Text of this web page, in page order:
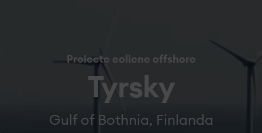
Proiecte eoliene offshore
Tyrsky
Gulf of Bothnia, Finlanda